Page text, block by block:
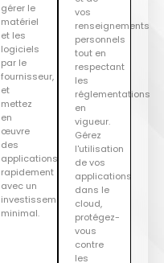
gérer le
matériel
et les
logiciels
par le
fournisseur,
et
mettez
en
œuvre
des
applications
rapidement
avec un
investissement
minimal.
vos
renseignements
personnels
tout en
respectant
les
réglementations
en
vigueur.
Gérez
l'utilisation
de vos
applications
dans le
cloud,
protégez-
vous
contre
les